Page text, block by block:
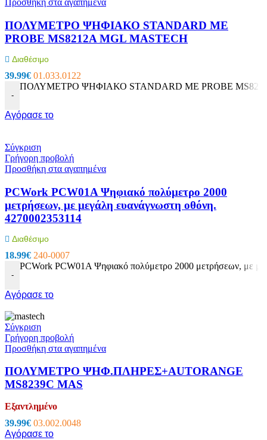
Προσθήκη στα αγαπημένα
ΠΟΛΥΜΕΤΡΟ ΨΗΦΙΑΚΟ STANDARD ΜΕ
PROBE MS8212A MGL MASTECH
Διαθέσιμο
39.99€ 01.033.0122
-
ΠΟΛΥΜΕΤΡΟ ΨΗΦΙΑΚΟ STANDARD ΜΕ PROBE
Αγόρασε το
Σύγκριση
Γρήγορη προβολή
Προσθήκη στα αγαπημένα
PCWork PCW01A Ψηφιακό πολύμετρο 2000
μετρήσεων, με μεγάλη ευανάγνωστη οθόνη.
4270002353114
Διαθέσιμο
18.99€ 240-0007
-
PCWork PCW01A Ψηφιακό πολύμετρο 2000 μετρήσεων, με
Αγόρασε το
Σύγκριση
Γρήγορη προβολή
Προσθήκη στα αγαπημένα
ΠΟΛΥΜΕΤΡΟ ΨΗΦ.ΠΛΗΡΕΣ+AUTORANGE
MS8239C MAS
Εξαντλημένο
39.99€ 03.002.0048
Αγόρασε το